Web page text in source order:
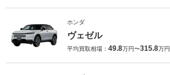
ホンダ
ヴェゼル
平均買取相場： 49.8万円〜315.8万円